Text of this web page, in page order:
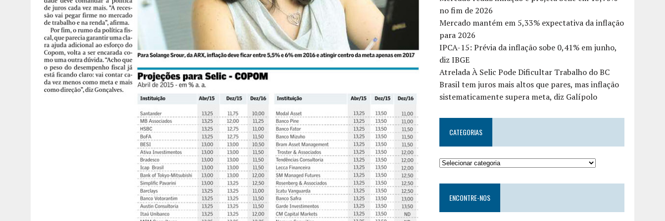
no fim de 2026
Mercado mantém em 5,33% expectativa da inflação
para 2026
IPCA-15: Prévia da inflação sobe 0,41% em junho,
diz IBGE
Atrelada À Selic Pode Dificultar Trabalho do BC
Brasil tem juros mais altos que pares, mas inflação
sistematicamente supera meta, diz Galípolo
CATEGORIAS
ENCONTRE-NOS